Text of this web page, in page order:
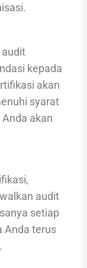
kepada
akan
syarat
akan
audit
setiap
Anda terus